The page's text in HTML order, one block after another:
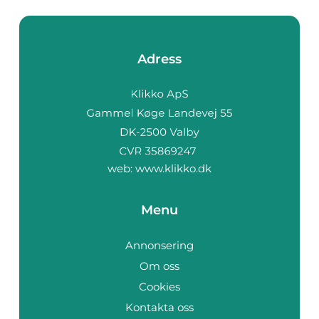
Adress
web: www.klikko.dk
Menu
Annonsering
Om oss
Cookies
Kontakta oss